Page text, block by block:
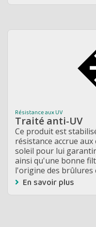
Résistance aux UV
Traité anti-UV
Ce produit est
résistance accrue
soleil pour lui
ainsi qu'une bonne
l'origine des brûlures
En savoir plus